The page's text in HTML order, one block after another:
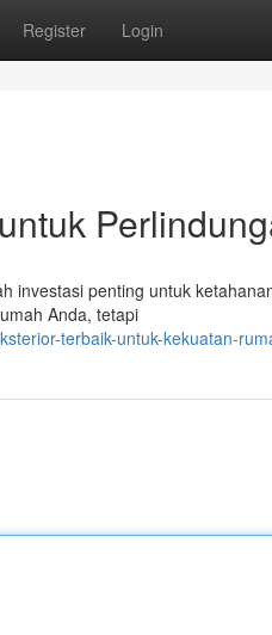
Register Login
investasi penting untuk
Anda, tetapi
terbaik-untuk-kekuatan-